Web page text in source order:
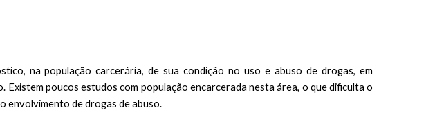
na população carcerária, de sua condição no uso e abuso de drogas, em
poucos estudos com população encarcerada nesta área, o que dificulta o
envolvimento de drogas de abuso.